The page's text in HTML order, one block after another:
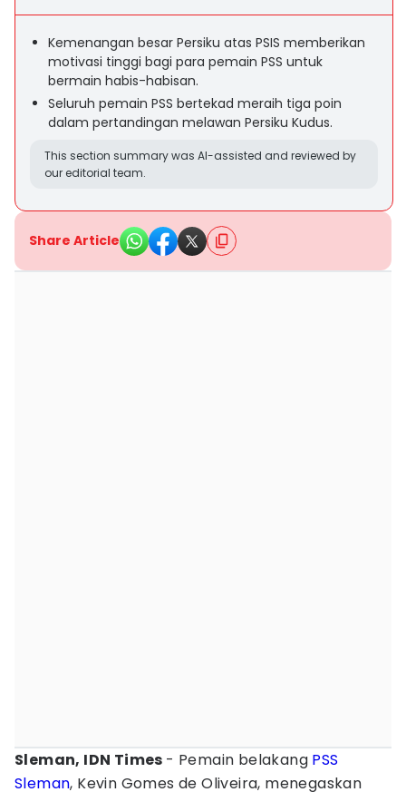
Kemenangan besar Persiku atas PSIS memberikan
motivasi tinggi bagi para pemain PSS untuk
bermain habis-habisan.
Seluruh pemain PSS bertekad meraih tiga poin
dalam pertandingan melawan Persiku Kudus.
This section summary was AI-assisted and reviewed by
our editorial team.
Share Article
Sleman, IDN Times - Pemain belakang PSS
Sleman, Kevin Gomes de Oliveira, menegaskan